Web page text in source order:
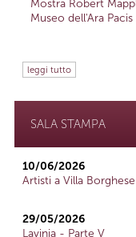
Mostra Robert
Museo dell'Ara
leggi tutto
SALA STAMPA
10/06/2026
Artisti a Villa
29/05/2026
Lavinia - Parte V